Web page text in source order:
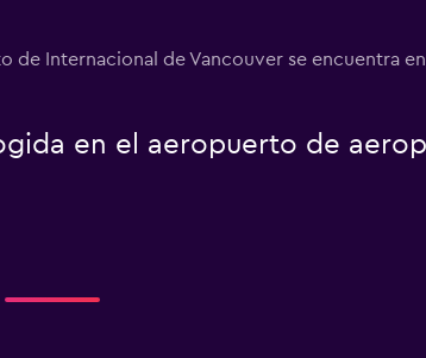
de Internacional de Vancouver se encuentra
en el aeropuerto de